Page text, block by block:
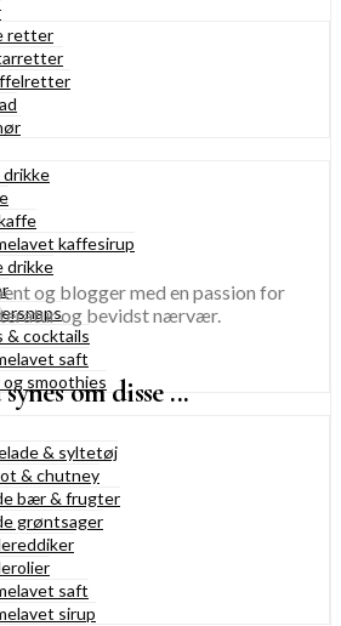
retter
drikke
kaffesirup
drikke
& cocktails
saft
og smoothies
& syltetøj
& chutney
bær & frugter
grøntsager
saft
sirup
og blogger med en passion for
og bevidst nærvær.
om disse ...